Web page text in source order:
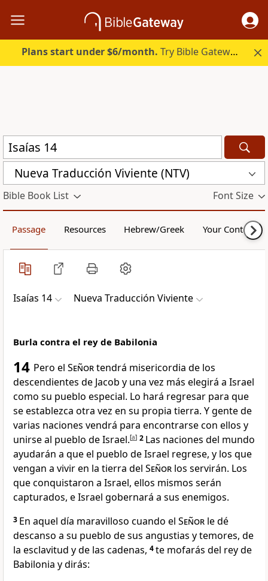
Plans start under $6/month. Try Bible Gateway Plus.
Nueva Traducción Viviente (NTV)
Bible Book List Font Size
Passage Resources Hebrew/Greek Your Content
Isaías 14 Nueva Traducción Viviente
Burla contra el rey de Babilonia
14 Pero el Señortendrá misericordia de los
descendientes de Jacob y una vez más elegirá a Israel
como su pueblo especial. Lo hará regresar para que
se establezca otra vez en su propia tierra. Y gente de
varias naciones vendrá para encontrarse con ellos y
unirse al pueblo de Israel.[a] 2 Las naciones del mundo
ayudarán a que el pueblo de Israel regrese, y los que
vengan a vivir en la tierra del Señor los servirán. Los
que conquistaron a Israel, ellos mismos serán
capturados, e Israel gobernará a sus enemigos.
3 En aquel día maravilloso cuando el Señor le dé
descanso a su pueblo de sus angustias y temores, de
la esclavitud y de las cadenas, 4te mofarás del rey de
Babilonia y dirás: